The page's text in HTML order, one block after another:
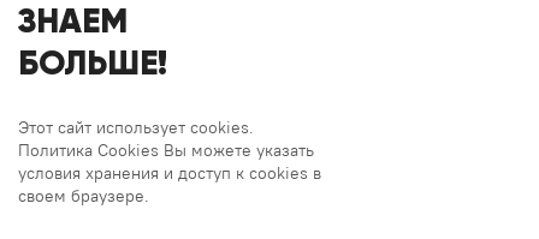
ЗНАЕМ
БОЛЬШЕ!
Этот сайт использует cookies.
Политика Cookies Вы можете указать
условия хранения и доступ к cookies в
своем браузере.